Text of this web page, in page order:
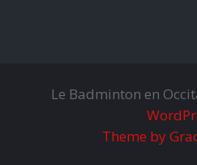
Le Badminton en
Theme by